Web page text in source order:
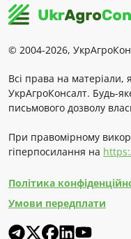
© 2004-2026,
Всі права на матеріали,
УкрАгроКонсалт. Будь-
письмового дозволу
При правомірному
гіперпосилання на
Політика
Умови передплати